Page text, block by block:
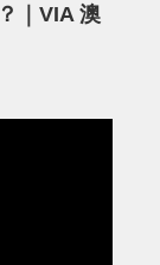
｜VIA 澳